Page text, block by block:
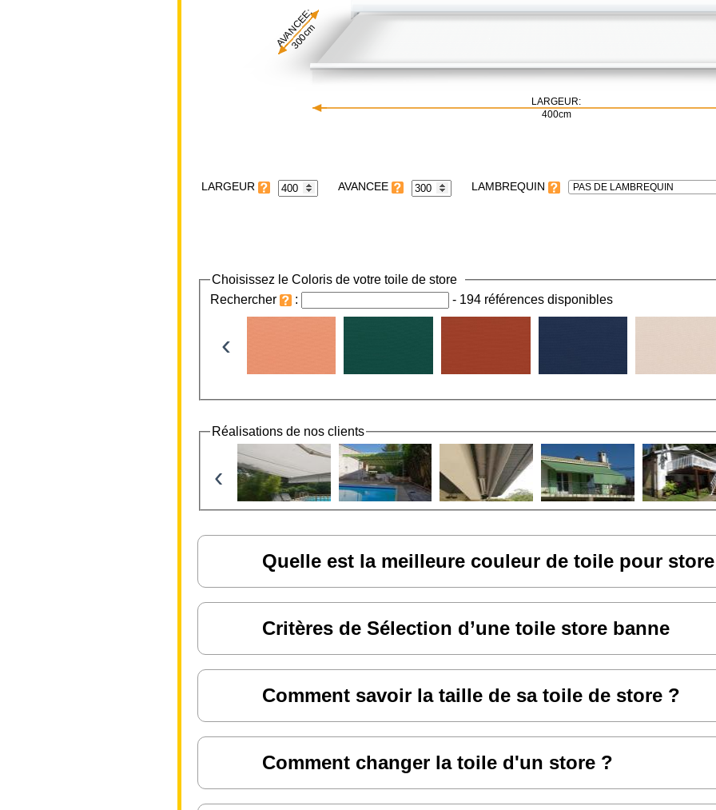
LARGEUR:
400cm
AVANCEE:
300cm
LARGEUR LAMBREQUIN PAS DE LAMBREQUIN
Choisissez le Coloris de votre toile de store
Rechercher
: - 194 références disponibles
‹
Réalisations de nos clients
‹
Quelle est la meilleure couleur de toile pour
Critères de Sélection d’une toile store banne
Comment savoir la taille de sa toile de store ?
Comment changer la toile d'un store ?